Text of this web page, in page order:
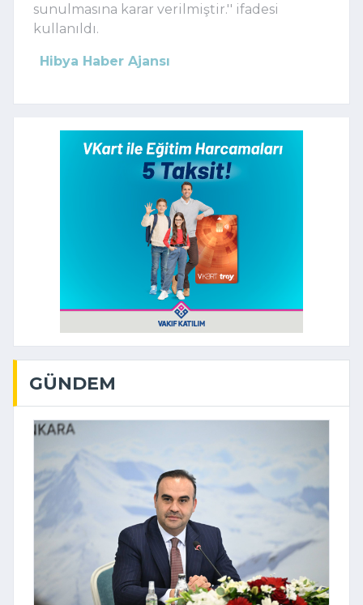
sunulmasına karar verilmiştir.'' ifadesi
kullanıldı.
Hibya Haber Ajansı
GÜNDEM